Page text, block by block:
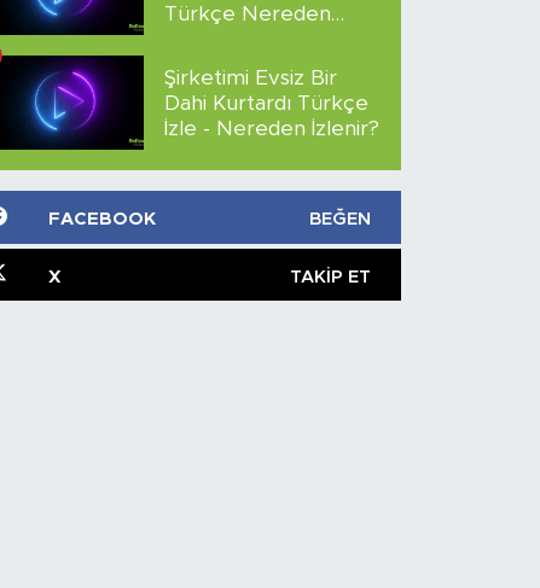
Türkçe Nereden
Şirketimi Evsiz Bir
Dahi Kurtardı Türkçe
İzle - Nereden İzlenir?
FACEBOOK BEĞEN
X TAKIP ET